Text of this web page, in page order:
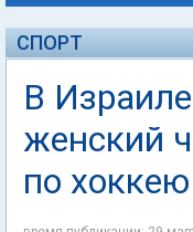
СПОРТ
В
женский
по хоккею